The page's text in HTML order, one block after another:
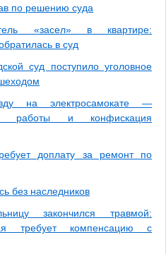
по решению суда
«засел» в квартире:
в суд
суд поступило уголовное
на электросамокате —
работы и конфискация
доплату за ремонт по
без наследников
закончился травмой:
требует компенсацию с